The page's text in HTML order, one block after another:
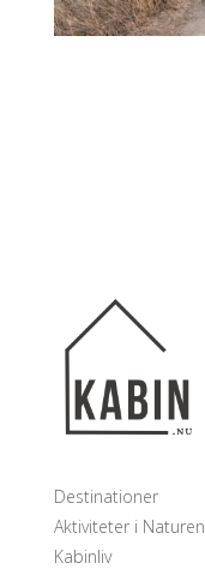
Destinationer
Aktiviteter i Naturen
Kabinliv